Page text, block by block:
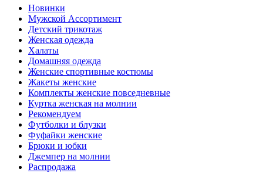
Новинки
Мужской Ассортимент
Детcкий трикотаж
Женская одежда
Халаты
Домашняя одежда
Женские спортивные костюмы
Жакеты женские
Комплекты женские повседневные
Куртка женская на молнии
Рекомендуем
Футболки и блузки
Фуфайки женские
Брюки и юбки
Джемпер на молнии
Распродажа